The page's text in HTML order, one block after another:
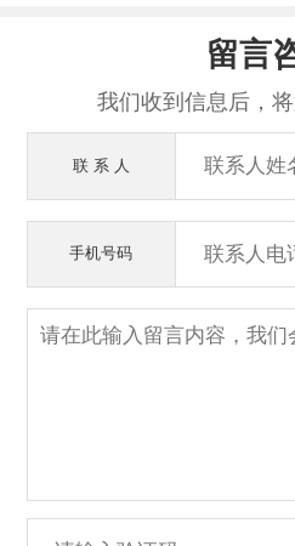
留言
我们收到信息后，
联 系 人
手机号码